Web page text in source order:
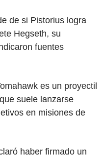
de si Pistorius logra
Hegseth, su
fuentes
es un proyectil
suele lanzarse
en misiones de
haber firmado un